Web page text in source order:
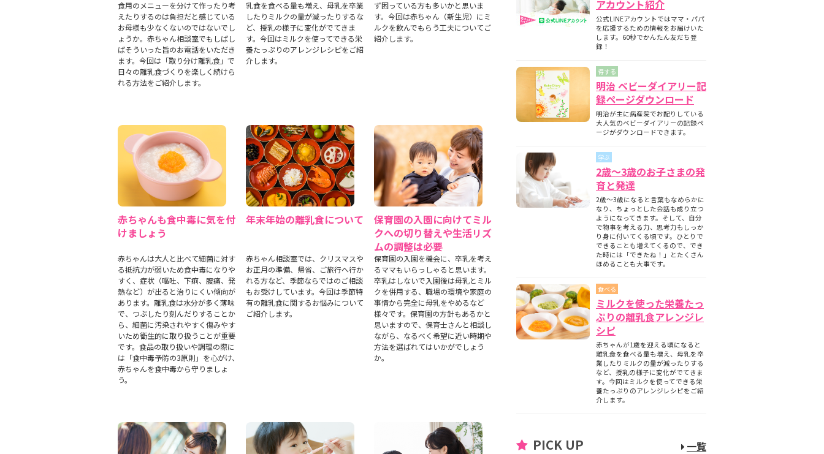
食用のメニューを分けて作ったり考
えたりするのは負担だと感じている
お母様も少なくないのではないでし
ょうか。赤ちゃん相談室でもしばし
ばそういった旨のお電話をいただき
ます。今回は「取り分け離乳食」で
日々の離乳食づくりを楽しく続けら
れる方法をご紹介します。
乳食を食べる量も増え、母乳を卒業
したりミルクの量が減ったりするな
ど、授乳の様子に変化がでてきま
す。今回はミルクを使ってできる栄
養たっぷりのアレンジレシピをご紹
介します。
ず困っている方も多いかと思いま
す。今回は赤ちゃん（新生児）にミ
ルクを飲んでもらう工夫についてご
紹介します。
赤ちゃんも食中毒に気を付
けましょう
赤ちゃんは大人と比べて細菌に対す
る抵抗力が弱いため食中毒になりや
すく、症状（嘔吐、下痢、腹痛、発
熱など）が出ると治りにくい傾向が
あります。離乳食は水分が多く薄味
で、つぶしたり刻んだりすることか
ら、細菌に汚染されやすく傷みやす
いため衛生的に取り扱うことが重要
です。食品の取り扱いや調理の際に
は「食中毒予防の3原則」を心がけ、
赤ちゃんを食中毒から守りましょ
う。
年末年始の離乳食について
赤ちゃん相談室では、クリスマスや
お正月の準備、帰省、ご旅行へ行か
れる方など、季節ならではのご相談
もお受けしています。今回は季節特
有の離乳食に関するお悩みについて
ご紹介します。
保育園の入園に向けてミル
クへの切り替えや生活リズ
ムの調整は必要
保育園の入園を機会に、卒乳を考え
るママもいらっしゃると思います。
卒乳はしないで入園後は母乳とミル
クを併用する、職場の環境や家庭の
事情から完全に母乳をやめるなど
様々です。保育園の方針もあるかと
思いますので、保育士さんと相談し
ながら、なるべく希望に近い時期や
方法を選ばれてはいかがでしょう
か。
アカウント紹介
公式LINEアカウントではママ・パパ
を応援するための情報をお届けいた
します。60秒でかんたん友だち登
録！
得する
明治 ベビーダイアリー記
録ページダウンロード
明治が主に病産院でお配りしている
大人気のベビーダイアリーの記録ペ
ージがダウンロードできます。
学ぶ
2歳～3歳のお子さまの発
育と発達
2歳～3歳になると言葉もなめらかに
なり、ちょっとした会話も成り立つ
ようになってきます。そして、自分
で物事を考える力、思考力もしっか
り身に付いてくる頃です。ひとりで
できることも増えてくるので、でき
た時には「できたね！」とたくさん
ほめることも大事です。
食べる
ミルクを使った栄養たっ
ぷりの離乳食アレンジレ
シピ
赤ちゃんが1歳を迎える頃になると
離乳食を食べる量も増え、母乳を卒
業したりミルクの量が減ったりする
など、授乳の様子に変化がでてきま
す。今回はミルクを使ってできる栄
養たっぷりのアレンジレシピをご紹
介します。
PICK UP 一覧